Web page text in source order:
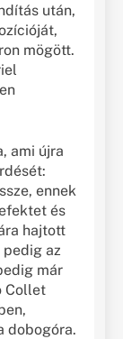
után,
mögött.
ami újra
ennek
és
hajtott
az
már
Collet
dobogóra.